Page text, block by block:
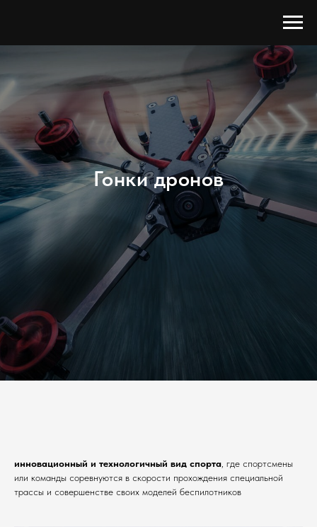
Гонки дронов
инновационный и технологичный вид спорта , где спортсмены
или команды соревнуются в скорости прохождения специальной
трассы и совершенстве своих моделей беспилотников